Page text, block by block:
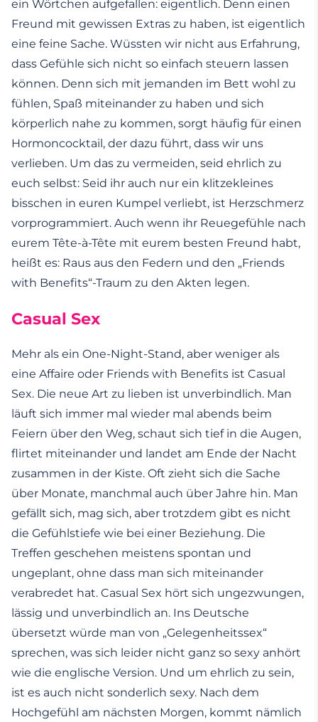
ein Wörtchen aufgefallen: eigentlich. Denn einen
Freund mit gewissen Extras zu haben, ist eigentlich
eine feine Sache. Wüssten wir nicht aus Erfahrung,
dass Gefühle sich nicht so einfach steuern lassen
können. Denn sich mit jemanden im Bett wohl zu
fühlen, Spaß miteinander zu haben und sich
körperlich nahe zu kommen, sorgt häufig für einen
Hormoncocktail, der dazu führt, dass wir uns
verlieben. Um das zu vermeiden, seid ehrlich zu
euch selbst: Seid ihr auch nur ein klitzekleines
bisschen in euren Kumpel verliebt, ist Herzschmerz
vorprogrammiert. Auch wenn ihr Reuegefühle nach
eurem Tête-à-Tête mit eurem besten Freund habt,
heißt es: Raus aus den Federn und den „Friends
with Benefits“-Traum zu den Akten legen.
Casual Sex
Mehr als ein One-Night-Stand, aber weniger als
eine Affaire oder Friends with Benefits ist Casual
Sex. Die neue Art zu lieben ist unverbindlich. Man
läuft sich immer mal wieder mal abends beim
Feiern über den Weg, schaut sich tief in die Augen,
flirtet miteinander und landet am Ende der Nacht
zusammen in der Kiste. Oft zieht sich die Sache
über Monate, manchmal auch über Jahre hin. Man
gefällt sich, mag sich, aber trotzdem gibt es nicht
die Gefühlstiefe wie bei einer Beziehung. Die
Treffen geschehen meistens spontan und
ungeplant, ohne dass man sich miteinander
verabredet hat. Casual Sex hört sich ungezwungen,
lässig und unverbindlich an. Ins Deutsche
übersetzt würde man von „Gelegenheitssex“
sprechen, was sich leider nicht ganz so sexy anhört
wie die englische Version. Und um ehrlich zu sein,
ist es auch nicht sonderlich sexy. Nach dem
Hochgefühl am nächsten Morgen, kommt nämlich